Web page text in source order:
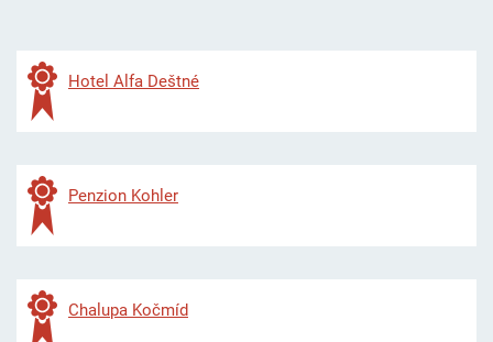
Hotel Alfa Deštné
Penzion Kohler
Chalupa Kočmíd